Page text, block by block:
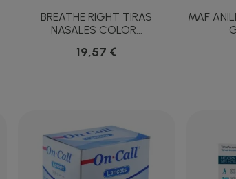
BREATHE RIGHT TIRAS
NASALES COLOR...
19,57 €
MAF